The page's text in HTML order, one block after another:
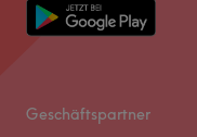
Geschäftspartner